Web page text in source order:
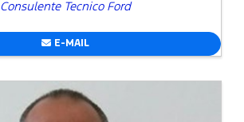
Consulente Tecnico Ford
E-MAIL